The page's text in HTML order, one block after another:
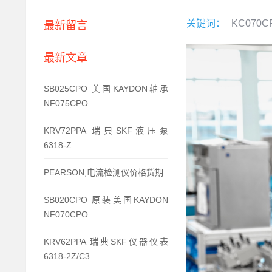
最新留言
最新文章
SB025CPO 美国KAYDON轴承
NF075CPO
KRV72PPA 瑞典SKF液压泵
6318-Z
PEARSON,电流检测仪价格货期
SB020CPO 原装美国KAYDON
NF070CPO
KRV62PPA 瑞典SKF仪器仪表
6318-2Z/C3
关键词：